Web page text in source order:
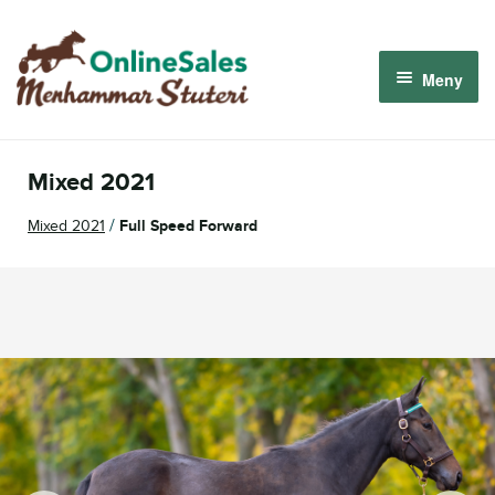
Hoppa
till
navigering
Hoppa
till
innehåll
Meny
Logga in
Mixed 2021
Mixed 2021 / Full Speed Forward